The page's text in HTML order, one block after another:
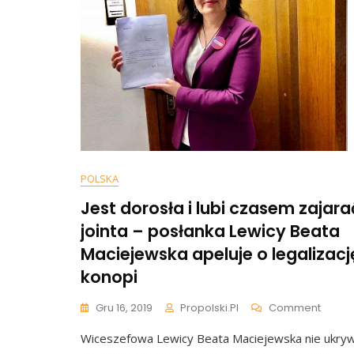
POLSKA
Jest dorosła i lubi czasem
jointa – posłanka Lewicy Beata
Maciejewska apeluje o
konopi
Gru 16, 2019 Propolski.pl CommentOn
Wiceszefowa Lewicy Beata Maciejewska nie